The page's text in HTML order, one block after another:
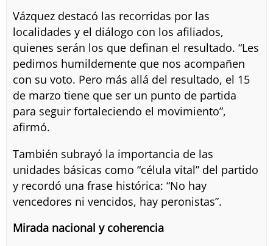
Vázquez destacó las recorridas por las
localidades y el diálogo con los afiliados,
quienes serán los que definan el resultado. “Les
pedimos humildemente que nos acompañen
con su voto. Pero más allá del resultado, el 15
de marzo tiene que ser un punto de partida
para seguir fortaleciendo el movimiento”,
afirmó.
También subrayó la importancia de las
unidades básicas como “célula vital” del partido
y recordó una frase histórica: “No hay
vencedores ni vencidos, hay peronistas”.
Mirada nacional y coherencia